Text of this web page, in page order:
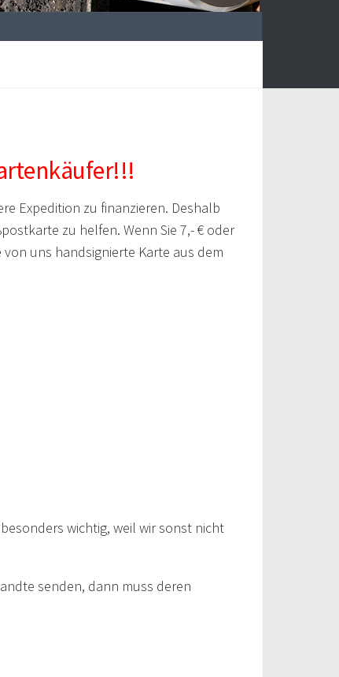
Expedition zu finanzieren. Deshalb
zu helfen. Wenn Sie 7,- € oder
uns handsignierte Karte aus dem
wichtig, weil wir sonst nicht
senden, dann muss deren